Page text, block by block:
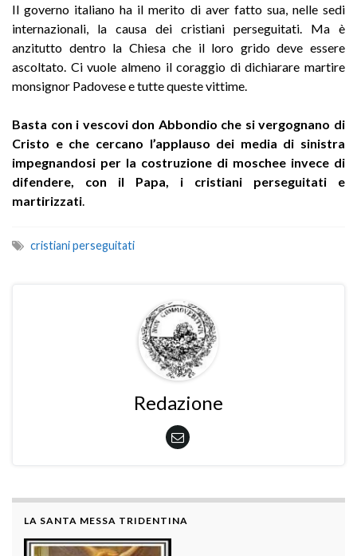
Il governo italiano ha il merito di aver fatto sua, nelle sedi
internazionali, la causa dei cristiani perseguitati. Ma è
anzitutto dentro la Chiesa che il loro grido deve essere
ascoltato. Ci vuole almeno il coraggio di dichiarare martire
monsignor Padovese e tutte queste vittime.
Basta con i vescovi don Abbondio che si vergognano di
Cristo e che cercano l’applauso dei media di sinistra
impegnandosi per la costruzione di moschee invece di
difendere, con il Papa, i cristiani perseguitati e
martirizzati
cristiani perseguitati
Redazione
LA SANTA MESSA TRIDENTINA